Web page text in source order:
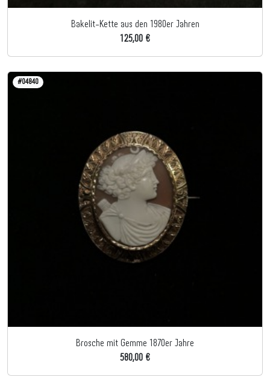
Bakelit-Kette aus den 1980er Jahren
125,00 €
#04840
Brosche mit Gemme 1870er Jahre
580,00 €